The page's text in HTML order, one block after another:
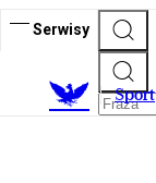
Serwisy
Sport